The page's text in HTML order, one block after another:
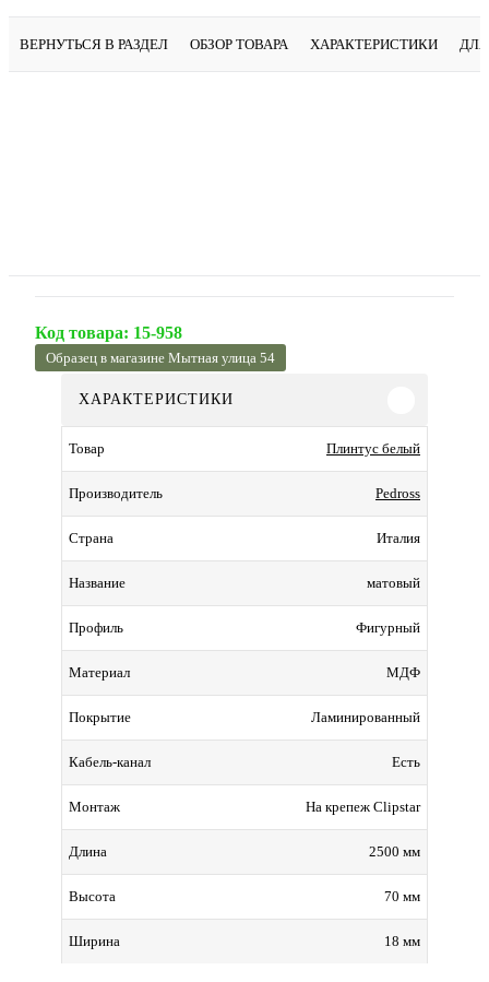
ВЕРНУТЬСЯ В РАЗДЕЛ ОБЗОР ТОВАРА ХАРАКТЕРИСТИКИ
Код товара: 15-958
Образец в магазине Мытная улица 54
ХАРАКТЕРИСТИКИ
Товар Плинтус белый
Производитель Pedross
Страна Италия
Название матовый
Профиль Фигурный
Материал МДФ
Покрытие Ламинированный
Кабель-канал Есть
Монтаж На крепеж Clipstar
Длина 2500 мм
Высота 70 мм
Ширина 18 мм